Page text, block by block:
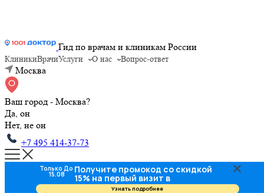
Гид по врачам и клиникам России
КлиникиВрачиУслуги О нас Вопрос-ответ
Москва
Ваш город - Москва?
Да, он
Нет, не он
+7 495 414-37-73
Только До
15.08 Получите промокод со скидкой
15% на первый визит в
стоматологию
Узнать подробнее